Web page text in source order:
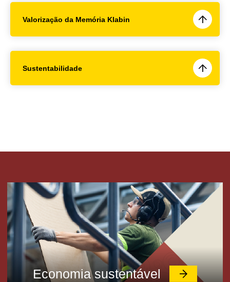
Valorização da Memória Klabin
Sustentabilidade
Economia sustentável